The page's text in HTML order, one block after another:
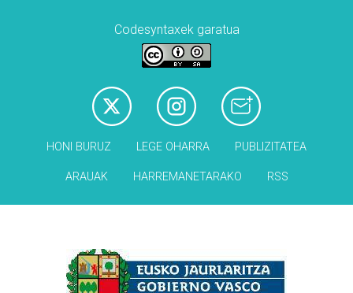
Codesyntaxek garatua
HONI BURUZ LEGE OHARRA PUBLIZITATEA
ARAUAK HARREMANETARAKO RSS